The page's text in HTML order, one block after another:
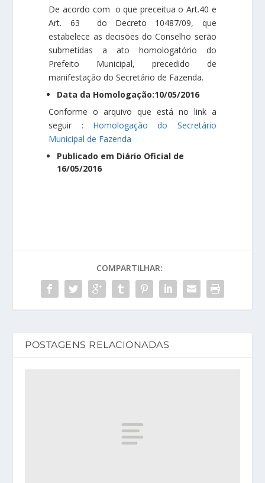
De acordo com o que preceitua o Art.40 e
Art. 63 do Decreto 10487/09, que
estabelece as decisões do Conselho serão
submetidas a ato homologatório do
Prefeito Municipal, precedido de
manifestação do Secretário de Fazenda.
Data da Homologação:10/05/2016
Conforme o arquivo que está no link a
seguir : Homologação do Secretário
Municipal de Fazenda
Publicado em Diário Oficial de
16/05/2016
COMPARTILHAR:
POSTAGENS RELACIONADAS